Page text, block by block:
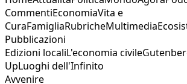
CommentiEconomiaVita e
CuraFamigliaRubricheMultimedia
Pubblicazioni
Edizioni localiL'economia civile
UpLuoghi dell'Infinito
Avvenire